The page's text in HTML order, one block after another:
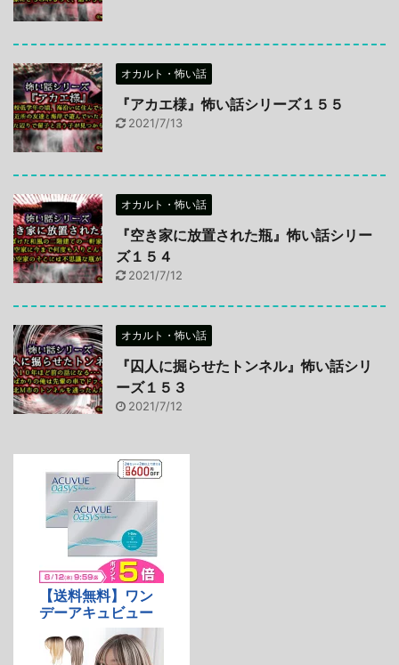
オカルト・怖い話
『アカエ様』怖い話シリーズ１５５
2021/7/13
オカルト・怖い話
『空き家に放置された瓶』怖い話シリー
ズ１５４
2021/7/12
オカルト・怖い話
『囚人に掘らせたトンネル』怖い話シリ
ーズ１５３
2021/7/12